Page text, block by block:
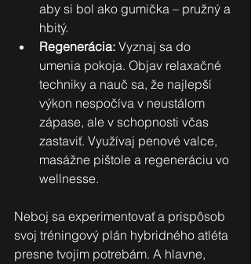
aby si bol ako gumička – pružný a
hbitý.
Regenerácia: Vyznaj sa do
umenia pokoja. Objav relaxačné
techniky a nauč sa, že najlepší
výkon nespočíva v neustálom
zápase, ale v schopnosti včas
zastaviť. Využívaj penové valce,
masážne pištole a regeneráciu vo
wellnesse.
Neboj sa experimentovať a prispôsob
svoj tréningový plán hybridného atléta
presne tvojim potrebám. A hlavne,